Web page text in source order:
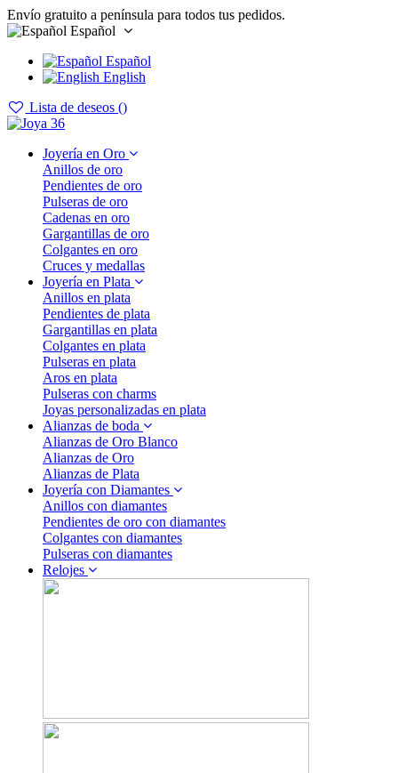
Envío gratuito a península para todos tus pedidos.
Español
Español
English
Lista de deseos ()
Joyería en Oro
Anillos de oro
Pendientes de oro
Pulseras de oro
Cadenas en oro
Gargantillas de oro
Colgantes en oro
Cruces y medallas
Joyería en Plata
Anillos en plata
Pendientes de plata
Gargantillas en plata
Colgantes en plata
Pulseras en plata
Aros en plata
Pulseras con charms
Joyas personalizadas en plata
Alianzas de boda
Alianzas de Oro Blanco
Alianzas de Oro
Alianzas de Plata
Joyería con Diamantes
Anillos con diamantes
Pendientes de oro con diamantes
Colgantes con diamantes
Pulseras con diamantes
Relojes